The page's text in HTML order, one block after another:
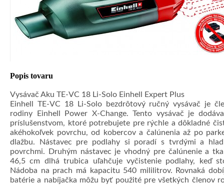
Popis tovaru
Vysávač Aku TE-VC 18 Li-Solo Einhell Expert Plus
Einhell TE-VC 18 Li-Solo bezdrôtový ručný vysávač je
rodiny Einhell Power X-Change. Tento vysávač je
príslušenstvom, ktoré potrebujete pre rýchle a dôkladné
akéhokoľvek povrchu, od kobercov a čalúnenia až po
dlažbu. Nástavec pre podlahy si poradí s tvrdými a
povrchmi. Druhým nástavec je vhodný pre čalúnenie a
46,5 cm dlhá trubica uľahčuje vyčistenie podlahy, keď
Nádoba na prach má kapacitu 540 mililitrov. Rovnaká
batérie a nabíjačka môžu byť použité pre všetkých členov